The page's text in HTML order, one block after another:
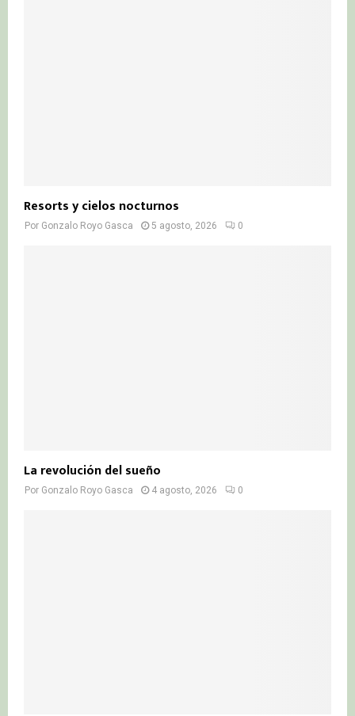
Resorts y cielos nocturnos
Por Gonzalo Royo Gasca 5 agosto, 2026 0
La revolución del sueño
Por Gonzalo Royo Gasca 4 agosto, 2026 0